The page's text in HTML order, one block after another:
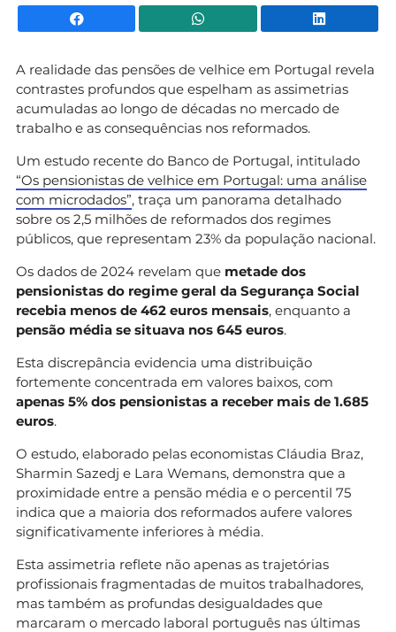
Facebook WhatsApp
A realidade das pensões de velhice em Portugal revela
contrastes profundos que espelham as assimetrias
acumuladas ao longo de décadas no mercado de
trabalho e as consequências nos reformados.
Um estudo recente do Banco de Portugal, intitulado
“Os pensionistas de velhice em Portugal: uma análise
com microdados”, traça um panorama detalhado
sobre os 2,5 milhões de reformados dos regimes
públicos, que representam 23% da população nacional.
Os dados de 2024 revelam que metade dos
pensionistas do regime geral da Segurança Social
recebia menos de 462 euros mensais, enquanto a
pensão média se situava nos 645 euros.
Esta discrepância evidencia uma distribuição
fortemente concentrada em valores baixos, com
apenas 5% dos pensionistas a receber mais de 1.685
euros.
O estudo, elaborado pelas economistas Cláudia Braz,
Sharmin Sazedj e Lara Wemans, demonstra que a
proximidade entre a pensão média e o percentil 75
indica que a maioria dos reformados aufere valores
significativamente inferiores à média.
Esta assimetria reflete não apenas as trajetórias
profissionais fragmentadas de muitos trabalhadores,
mas também as profundas desigualdades que
marcaram o mercado laboral português nas últimas